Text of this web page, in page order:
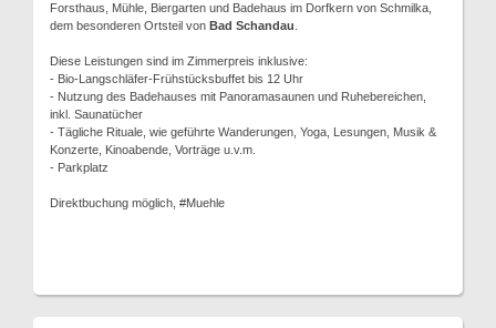
Forsthaus, Mühle, Biergarten und Badehaus im Dorfkern von Schmilka,
dem besonderen Ortsteil von Bad Schandau
Diese Leistungen sind im Zimmerpreis inklusive:
- Bio-Langschläfer-Frühstücksbuffet bis 12 Uhr
- Nutzung des Badehauses mit Panoramasaunen und Ruhebereichen,
inkl. Saunatücher
- Tägliche Rituale, wie geführte Wanderungen, Yoga, Lesungen, Musik &
Konzerte, Kinoabende, Vorträge u.v.m.
- Parkplatz
Direktbuchung möglich, #Muehle